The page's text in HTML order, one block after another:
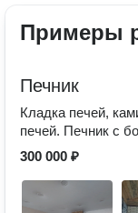
Примеры
Печник
Кладка печей,
печей. Печник с
300 000 ₽